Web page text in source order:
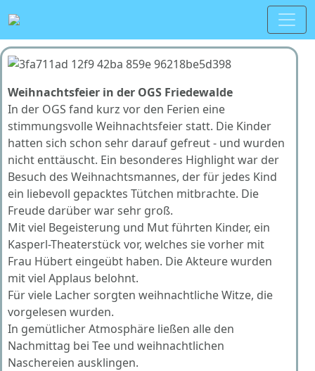
Weihnachtsfeier in der OGS Friedewalde
In der OGS fand kurz vor den Ferien eine
stimmungsvolle Weihnachtsfeier statt. Die Kinder
hatten sich schon sehr darauf gefreut - und wurden
nicht enttäuscht. Ein besonderes Highlight war der
Besuch des Weihnachtsmannes, der für jedes Kind
ein liebevoll gepacktes Tütchen mitbrachte. Die
Freude darüber war sehr groß.
Mit viel Begeisterung und Mut führten Kinder, ein
Kasperl-Theaterstück vor, welches sie vorher mit
Frau Hübert eingeübt haben. Die Akteure wurden
mit viel Applaus belohnt.
Für viele Lacher sorgten weihnachtliche Witze, die
vorgelesen wurden.
In gemütlicher Atmosphäre ließen alle den
Nachmittag bei Tee und weihnachtlichen
Naschereien ausklingen.